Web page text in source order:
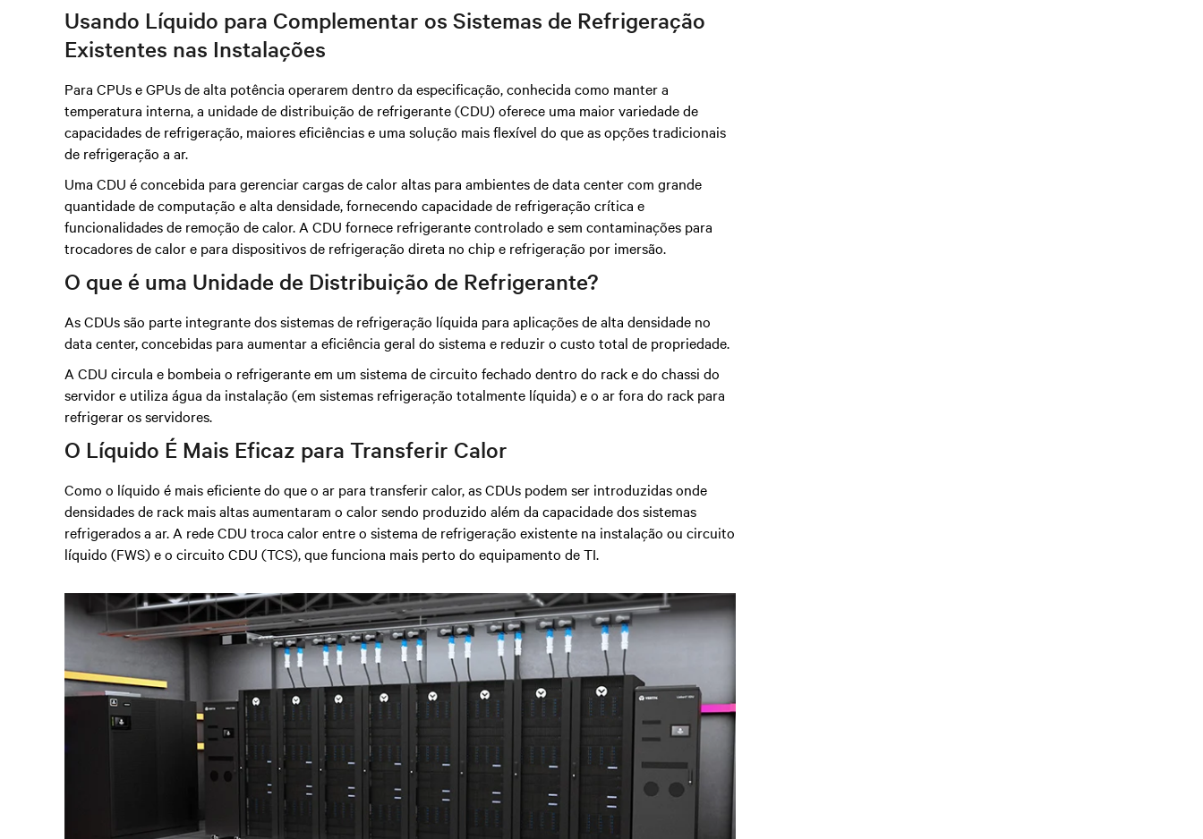
Usando Líquido para Complementar os Sistemas de Refrigeração
Existentes nas Instalações
Para CPUs e GPUs de alta potência operarem dentro da especificação, conhecida como manter a
temperatura interna, a unidade de distribuição de refrigerante (CDU) oferece uma maior variedade de
capacidades de refrigeração, maiores eficiências e uma solução mais flexível do que as opções tradicionais
de refrigeração a ar.
Uma CDU é concebida para gerenciar cargas de calor altas para ambientes de data center com grande
quantidade de computação e alta densidade, fornecendo capacidade de refrigeração crítica e
funcionalidades de remoção de calor. A CDU fornece refrigerante controlado e sem contaminações para
trocadores de calor e para dispositivos de refrigeração direta no chip e refrigeração por imersão.
O que é uma Unidade de Distribuição de Refrigerante?
As CDUs são parte integrante dos sistemas de refrigeração líquida para aplicações de alta densidade no
data center, concebidas para aumentar a eficiência geral do sistema e reduzir o custo total de propriedade.
A CDU circula e bombeia o refrigerante em um sistema de circuito fechado dentro do rack e do chassi do
servidor e utiliza água da instalação (em sistemas refrigeração totalmente líquida) e o ar fora do rack para
refrigerar os servidores.
O Líquido É Mais Eficaz para Transferir Calor
Como o líquido é mais eficiente do que o ar para transferir calor, as CDUs podem ser introduzidas onde
densidades de rack mais altas aumentaram o calor sendo produzido além da capacidade dos sistemas
refrigerados a ar. A rede CDU troca calor entre o sistema de refrigeração existente na instalação ou circuito
líquido (FWS) e o circuito CDU (TCS), que funciona mais perto do equipamento de TI.